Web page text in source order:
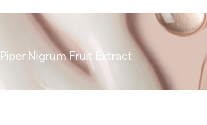
Piper Nigrum Fruit Extract